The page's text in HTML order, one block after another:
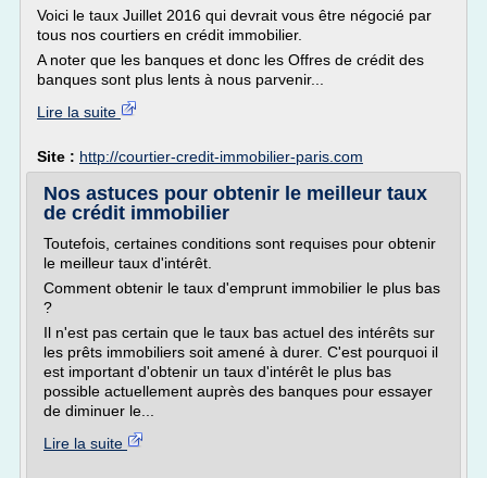
Voici le taux Juillet 2016 qui devrait vous être négocié par
tous nos courtiers en crédit immobilier.
A noter que les banques et donc les Offres de crédit des
banques sont plus lents à nous parvenir...
Lire la suite
Site : http://courtier-credit-immobilier-paris.com
Nos astuces pour obtenir le meilleur taux
de crédit immobilier
Toutefois, certaines conditions sont requises pour obtenir
le meilleur taux d'intérêt.
Comment obtenir le taux d'emprunt immobilier le plus bas
?
Il n'est pas certain que le taux bas actuel des intérêts sur
les prêts immobiliers soit amené à durer. C'est pourquoi il
est important d'obtenir un taux d'intérêt le plus bas
possible actuellement auprès des banques pour essayer
de diminuer le...
Lire la suite